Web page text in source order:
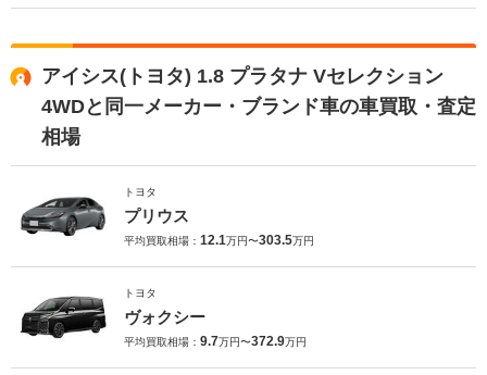
アイシス(トヨタ) 1.8 プラタナ Vセレクション
4WDと同一メーカー・ブランド車の車買取・査定
相場
トヨタ
プリウス
平均買取相場： 12.1万円〜303.5万円
トヨタ
ヴォクシー
平均買取相場： 9.7万円〜372.9万円